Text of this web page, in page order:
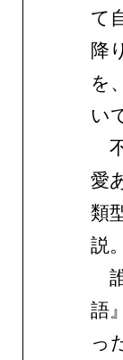
て
降
を
い
愛
類
説
語
っ